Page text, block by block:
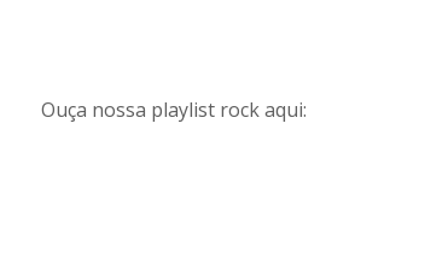
Ouça nossa playlist rock aqui: